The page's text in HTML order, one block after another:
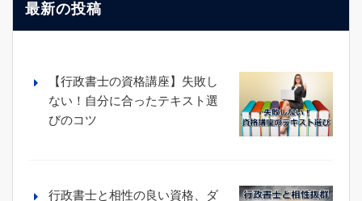
最新の投稿
【行政書士の資格講座】失敗し
ない！自分に合ったテキスト選
びのコツ
行政書士と相性の良い資格、ダ